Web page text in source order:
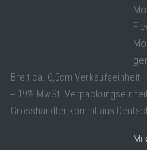
Breit:ca. 6,5cm Verkaufseinheit:
+ 19% MwSt.
Grosshändler kommt aus